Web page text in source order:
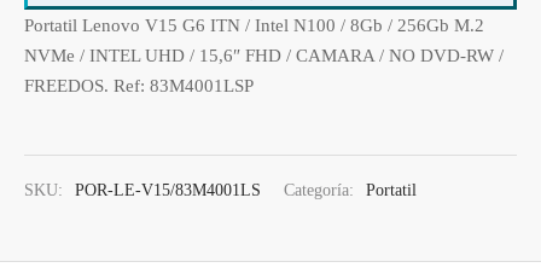
Portatil Lenovo V15 G6 ITN / Intel N100 / 8Gb / 256Gb M.2
NVMe / INTEL UHD / 15,6″ FHD / CAMARA / NO DVD-RW /
FREEDOS. Ref: 83M4001LSP
SKU: POR-LE-V15/83M4001LS Categoría: Portatil
3,5ª - 2,5ª - M.2
Nvidia – AMD
ATX, SFX, TFX …
y DVDs
ITX
cajas
2,5″ Samsung, Kingston
M.2 Samsung, WD
raton
y Adaptadores
red